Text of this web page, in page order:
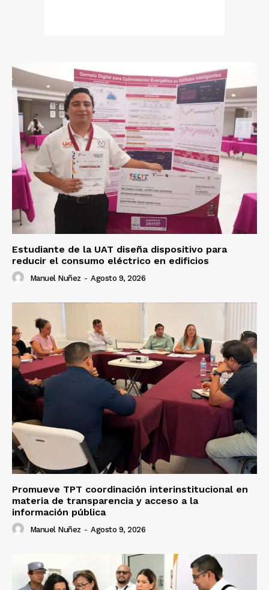
Estudiante de la UAT diseña dispositivo para
reducir el consumo eléctrico en edificios
Manuel Nuñez - Agosto 9, 2026
Promueve TPT coordinación interinstitucional en
materia de transparencia y acceso a la
información pública
Manuel Nuñez - Agosto 9, 2026